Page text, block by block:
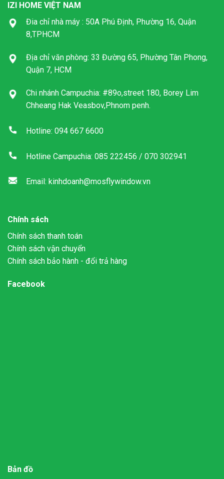
IZI HOME VIỆT NAM
Đia chỉ nhà máy : 50A Phú Định, Phường 16, Quận
8,TPHCM
Địa chỉ văn phòng: 33 Đường 65, Phường Tân Phong,
Quận 7, HCM
Chi nhánh Campuchia: #89o,street 180, Borey Lim
Chheang Hak Veasbov,Phnom penh.
Hotline: 094 667 6600
Hotline Campuchia: 085 222456 / 070 302941
Email: kinhdoanh@mosflywindow.vn
Chính sách
Chính sách thanh toán
Chính sách vận chuyển
Chính sách bảo hành - đổi trả hàng
Facebook
Bản đồ